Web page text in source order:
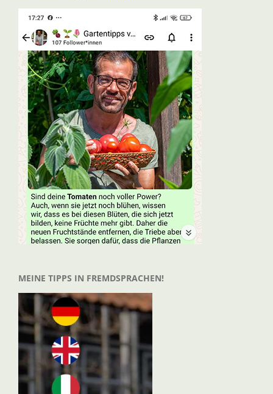
MEINE TIPPS IN FREMDSPRACHEN!